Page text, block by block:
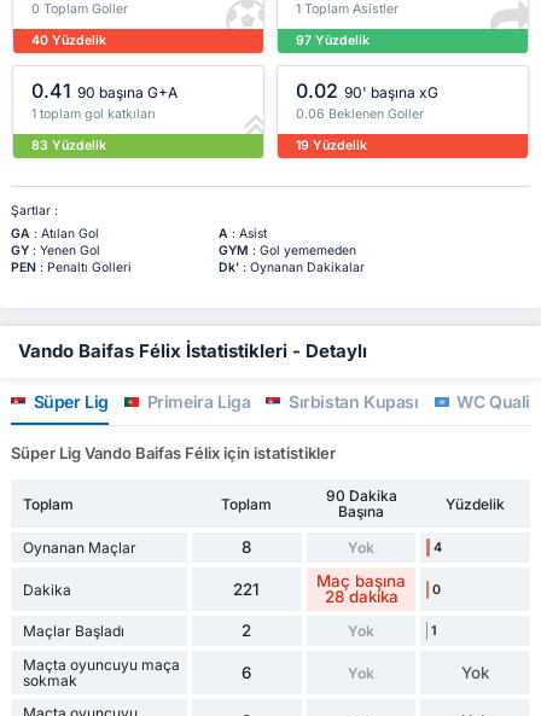
0 Toplam Goller
40 Yüzdelik
1 Toplam Asistler
97 Yüzdelik
0.41 90 başına G+A
1 toplam gol katkıları
83 Yüzdelik
0.02 90' başına xG
0.06 Beklenen Goller
19 Yüzdelik
Şartlar :
GA: Atılan Gol A: Asist
GY: Yenen Gol GYM : Gol yememeden
PEN: Penaltı Golleri Dk': Oynanan Dakikalar
Vando Baifas Félix İstatistikleri - Detaylı
Süper Lig Primeira Liga Sırbistan Kupası WC
Süper Lig Vando Baifas Félix için istatistikler
Toplam Toplam
90 Dakika
Başına
Yüzdelik
Oynanan Maçlar 8 Yok 4
Dakika 221
Maç başına
28 dakika
0
Maçlar Başladı 2 Yok 1
Maçta oyuncuyu maça
sokmak
6 Yok Yok